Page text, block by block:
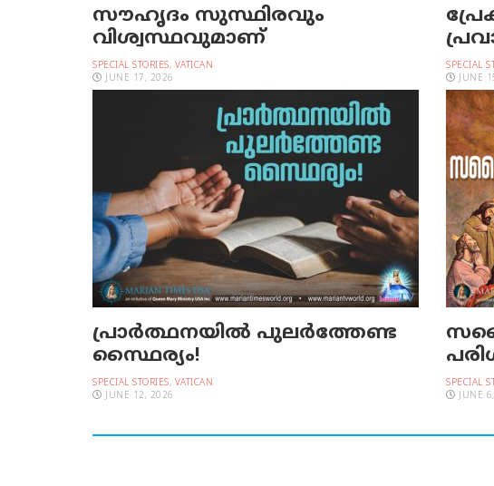
സൗഹൃദം സുസ്ഥിരവും
വിശ്വസ്ഥവുമാണ്
SPECIAL STORIES, VATICAN
JUNE 17, 2026
SPECIAL
JUNE
പ്രാര്‍ത്ഥനയില്‍ പുലര്‍ത്തേണ്ട
സ്ഥൈര്യം!
SPECIAL STORIES, VATICAN
JUNE 12, 2026
SPECIAL
JUNE